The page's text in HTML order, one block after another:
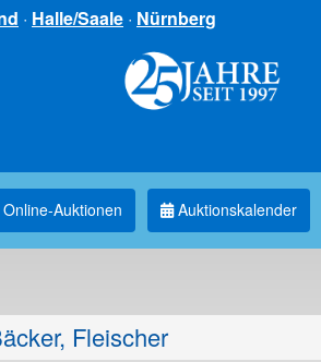
· Halle/Saale · Nürnberg
Online-Auktionen Auktionskalender
Fleischer